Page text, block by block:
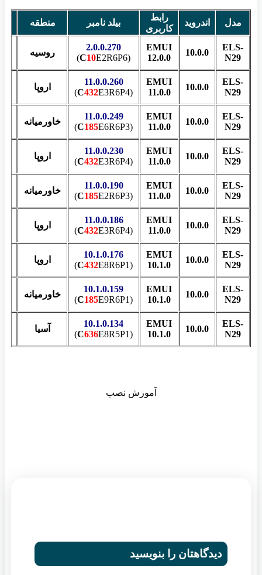
مدل اندروید
رابط
کاربری
بیلد نامبر منطقه
ELS-
N29
10.0.0
EMUI
12.0.0
2.0.0.270
(
C10E2R6P6)
روسیه
ELS-
N29
10.0.0
EMUI
11.0.0
11.0.0.260
(
C432E3R6P4)
اروپا
ELS-
N29
10.0.0
EMUI
11.0.0
11.0.0.249
(
C185E6R6P3)
خاورمیانه
ELS-
N29
10.0.0
EMUI
11.0.0
11.0.0.230
(
C432E3R6P4)
اروپا
ELS-
N29
10.0.0
EMUI
11.0.0
11.0.0.190
(
C185E2R6P3)
خاورمیانه
ELS-
N29
10.0.0
EMUI
11.0.0
11.0.0.186
(
C432E3R6P4)
اروپا
ELS-
N29
10.0.0
EMUI
10.1.0
10.1.0.176
(
C432E8R6P1)
اروپا
ELS-
N29
10.0.0
EMUI
10.1.0
10.1.0.159
(
C185E9R6P1)
خاورمیانه
ELS-
N29
10.0.0
EMUI
10.1.0
10.1.0.134
(
C636E8R5P1)
آسیا
آموزش نصب
دیدگاهتان را بنویسید